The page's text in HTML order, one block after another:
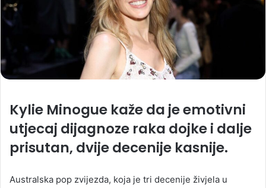
Kylie Minogue kaže da je emotivni
utjecaj dijagnoze raka dojke i dalje
prisutan, dvije decenije kasnije.
Australska pop zvijezda, koja je tri decenije živjela u